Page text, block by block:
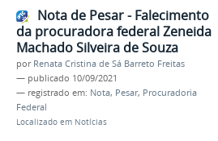
Nota de Pesar - Falecimento
da procuradora federal Zeneida
Machado Silveira de Souza
por Renata Cristina de Sá Barreto Freitas
— publicado 10/09/2021
— registrado em: Nota, Pesar, Procuradoria
Federal
Localizado em Notícias